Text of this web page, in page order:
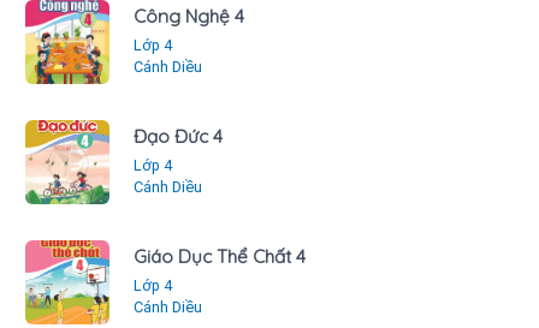
Công Nghệ 4
Lớp 4
Cánh Diều
Đạo Đức 4
Lớp 4
Cánh Diều
Giáo Dục Thể Chất 4
Lớp 4
Cánh Diều